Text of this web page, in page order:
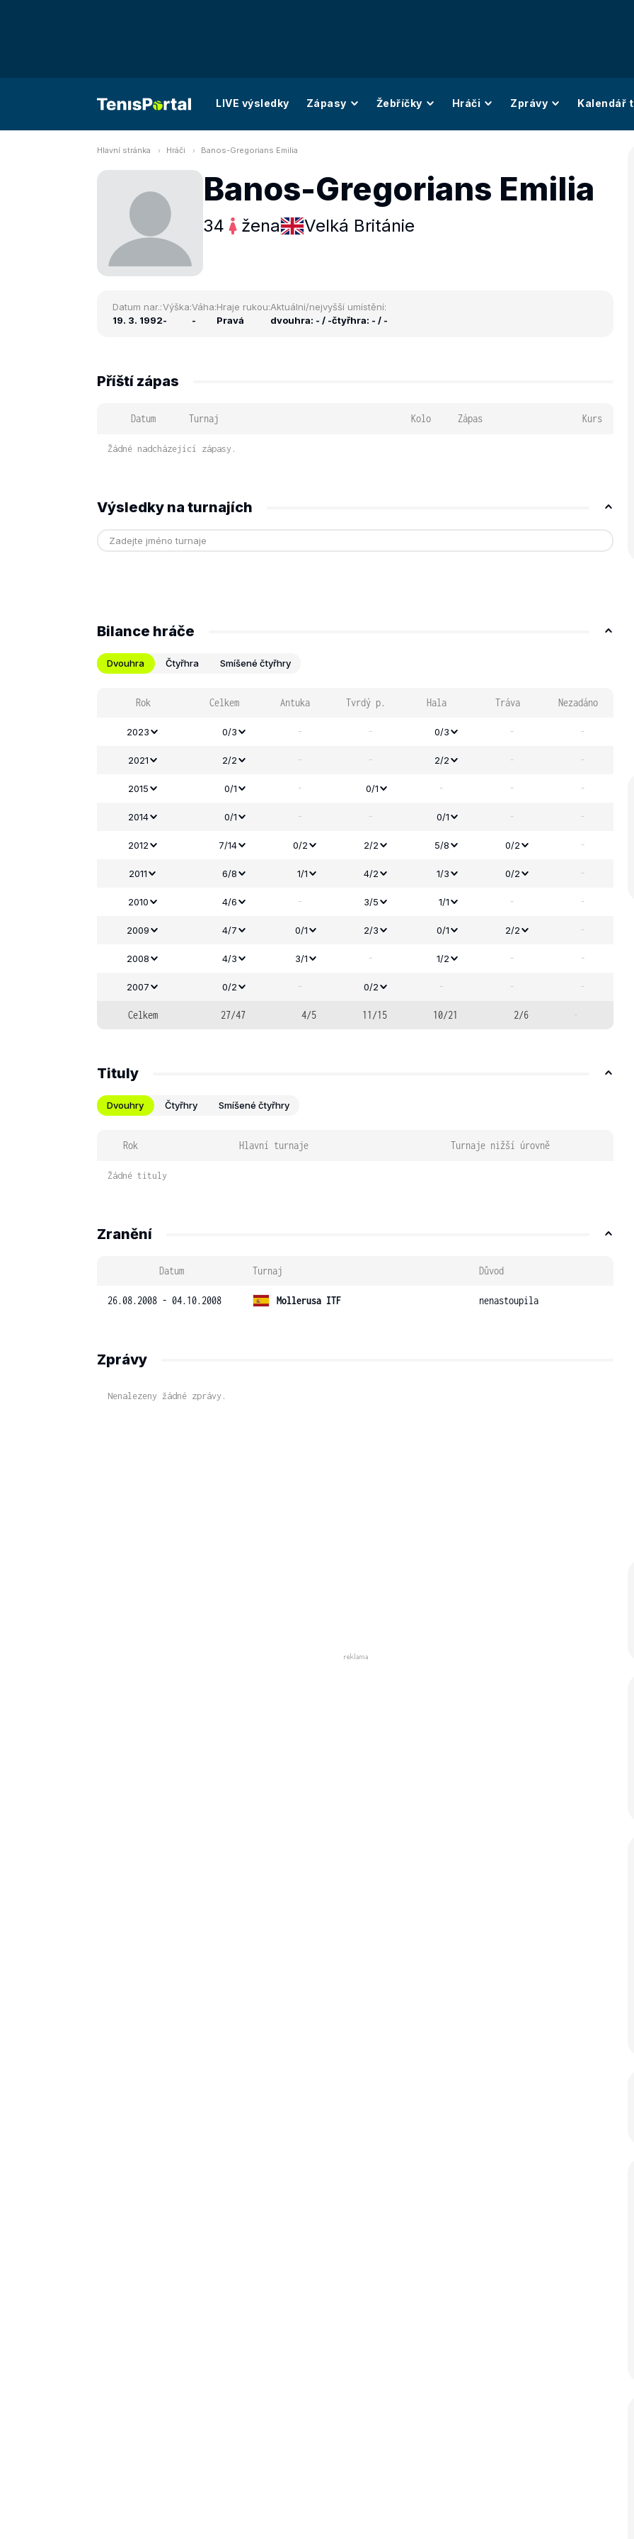
LIVE výsledky Zápasy Žebříčky Hráči Zprávy Kalendář
Hlavní stránka Hráči Banos-Gregorians Emilia
Banos-Gregorians Emilia
34 žena Velká Británie
Datum nar.:
19. 3. 1992
Výška:
-
Váha:
-
Hraje rukou:
Pravá
Aktuální/nejvyšší umístění:
dvouhra: - / -čtyřhra: - / -
Příští zápas
Datum Turnaj Kolo Zápas Kurs
Žádné nadcházející zápasy.
Výsledky na turnajích
Bilance hráče
Dvouhra Čtyřhra Smíšené čtyřhry
Rok Celkem Antuka Tvrdý p. Hala Tráva Nezadáno
2023 0/3 - - 0/3 - -
2021 2/2 - - 2/2 - -
2015 0/1 - 0/1 - - -
2014 0/1 - - 0/1 - -
2012 7/14 0/2 2/2 5/8 0/2 -
2011 6/8 1/1 4/2 1/3 0/2 -
2010 4/6 - 3/5 1/1 - -
2009 4/7 0/1 2/3 0/1 2/2 -
2008 4/3 3/1 - 1/2 - -
2007 0/2 - 0/2 - - -
Celkem 27/47 4/5 11/15 10/21 2/6 -
Tituly
Dvouhry Čtyřhry Smíšené čtyřhry
Rok Hlavní turnaje Turnaje nižší úrovně
Žádné tituly
Zranění
Datum Turnaj Důvod
26.08.2008 - 04.10.2008 Mollerusa ITF nenastoupila
Zprávy
Nenalezeny žádné zprávy.